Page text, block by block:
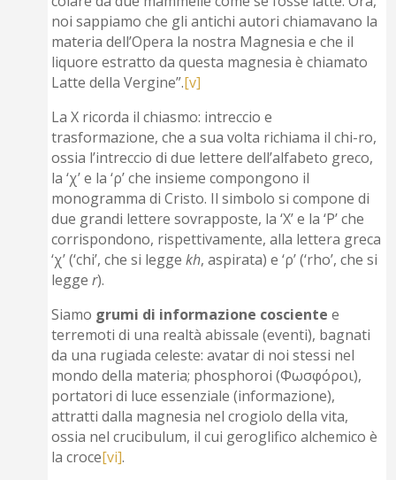
noi sappiamo che gli antichi autori chiamavano la
materia dell’Opera la nostra Magnesia e che il
liquore estratto da questa magnesia è chiamato
Latte della Vergine”.[v]
La X ricorda il chiasmo: intreccio e
trasformazione, che a sua volta richiama il chi-ro,
ossia l’intreccio di due lettere dell’alfabeto greco,
la ‘χ’ e la ‘ρ’ che insieme compongono il
monogramma di Cristo. Il simbolo si compone di
due grandi lettere sovrapposte, la ‘X’ e la ‘P’ che
corrispondono, rispettivamente, alla lettera greca
‘χ’ (‘chi’, che si leggekh, aspirata) e ‘ρ’ (‘rho’, che si
legger).
Siamo grumi di informazione cosciente e
terremoti di una realtà abissale (eventi), bagnati
da una rugiada celeste: avatar di noi stessi nel
mondo della materia; phosphoroi (Φωσφόροι),
portatori di luce essenziale (informazione),
attratti dalla magnesia nel crogiolo della vita,
ossia nel crucibulum, il cui geroglifico alchemico è
la croce[vi].